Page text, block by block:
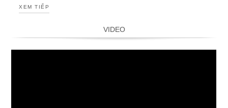
XEM TIẾP
VIDEO